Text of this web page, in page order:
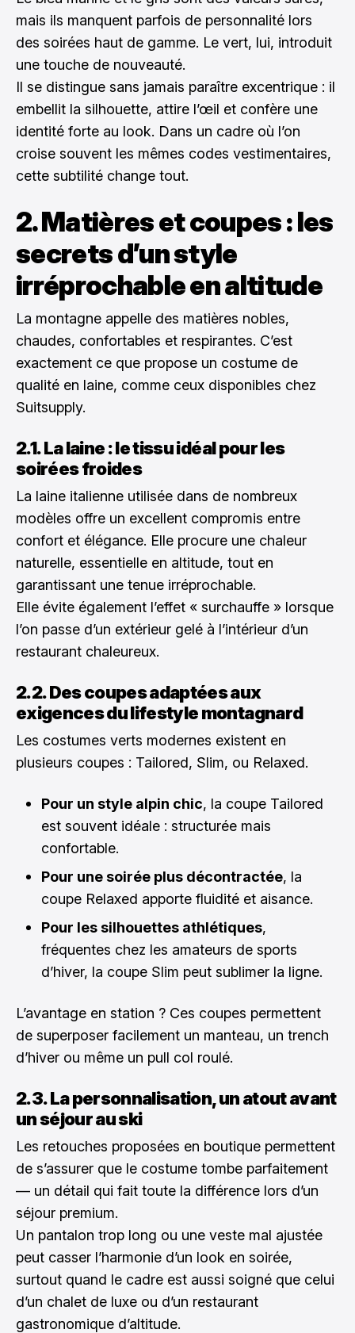
mais ils manquent parfois de personnalité lors
des soirées haut de gamme. Le vert, lui, introduit
une touche de nouveauté.
Il se distingue sans jamais paraître excentrique : il
embellit la silhouette, attire l’œil et confère une
identité forte au look. Dans un cadre où l’on
croise souvent les mêmes codes vestimentaires,
cette subtilité change tout.
2. Matières et coupes : les
secrets d’un style
irréprochable en altitude
La montagne appelle des matières nobles,
chaudes, confortables et respirantes. C’est
exactement ce que propose un costume de
qualité en laine, comme ceux disponibles chez
Suitsupply.
2.1. La laine : le tissu idéal pour les
soirées froides
La laine italienne utilisée dans de nombreux
modèles offre un excellent compromis entre
confort et élégance. Elle procure une chaleur
naturelle, essentielle en altitude, tout en
garantissant une tenue irréprochable.
Elle évite également l’effet « surchauffe » lorsque
l’on passe d’un extérieur gelé à l’intérieur d’un
restaurant chaleureux.
2.2. Des coupes adaptées aux
exigences du lifestyle montagnard
Les costumes verts modernes existent en
plusieurs coupes : Tailored, Slim, ou Relaxed.
Pour un style alpin chic, la coupe Tailored
est souvent idéale : structurée mais
confortable.
Pour une soirée plus décontractée, la
coupe Relaxed apporte fluidité et aisance.
Pour les silhouettes athlétiques,
fréquentes chez les amateurs de sports
d’hiver, la coupe Slim peut sublimer la ligne.
L’avantage en station ? Ces coupes permettent
de superposer facilement un manteau, un trench
d’hiver ou même un pull col roulé.
2.3. La personnalisation, un atout avant
un séjour au ski
Les retouches proposées en boutique permettent
de s’assurer que le costume tombe parfaitement
— un détail qui fait toute la différence lors d’un
séjour premium.
Un pantalon trop long ou une veste mal ajustée
peut casser l’harmonie d’un look en soirée,
surtout quand le cadre est aussi soigné que celui
d’un chalet de luxe ou d’un restaurant
gastronomique d’altitude.